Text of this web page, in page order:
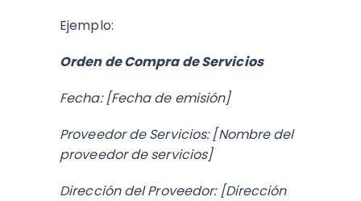
Ejemplo:
Orden de Compra de Servicios
Fecha: [Fecha de emisión]
Proveedor de Servicios: [Nombre del
proveedor de servicios]
Dirección del Proveedor: [Dirección